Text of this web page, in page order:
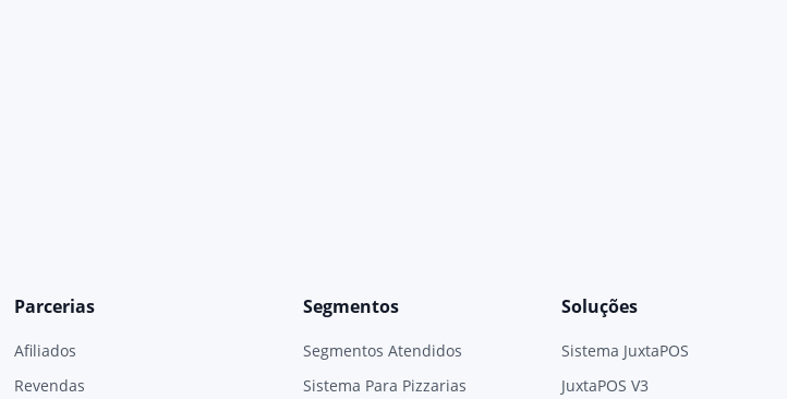
Parcerias
Afiliados
Revendas
Segmentos
Segmentos Atendidos
Sistema Para Pizzarias
Soluções
Sistema JuxtaPOS
JuxtaPOS V3